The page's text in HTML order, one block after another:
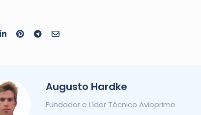
Augusto Hardke
Fundador e Líder Técnico Avioprime